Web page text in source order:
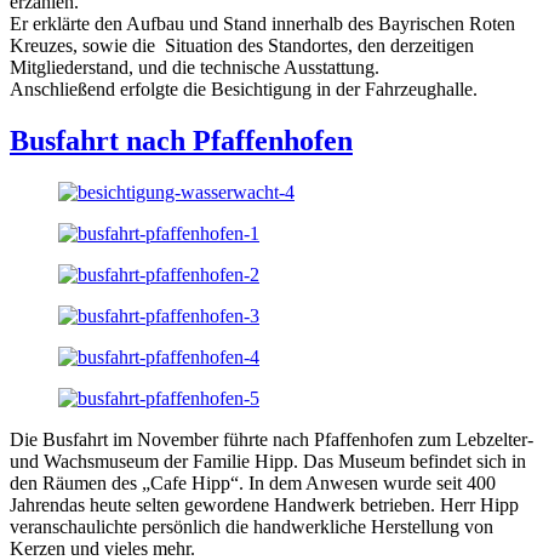
Er erklärte den Aufbau und Stand innerhalb des Bayrischen Roten
Kreuzes, sowie die Situation des Standortes, den derzeitigen
Mitgliederstand, und die technische Ausstattung.
Anschließend erfolgte die Besichtigung in der Fahrzeughalle.
Busfahrt nach Pfaffenhofen
Die Busfahrt im November führte nach Pfaffenhofen zum Lebzelter-
und Wachsmuseum der Familie Hipp. Das Museum befindet sich in
den Räumen des „Cafe Hipp“. In dem Anwesen wurde seit 400
Jahrendas heute selten gewordene Handwerk betrieben. Herr Hipp
veranschaulichte persönlich die handwerkliche Herstellung von
Kerzen und vieles mehr.